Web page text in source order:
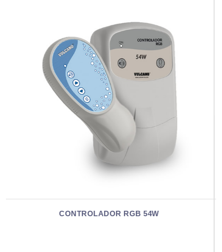
CONTROLADOR RGB 90W